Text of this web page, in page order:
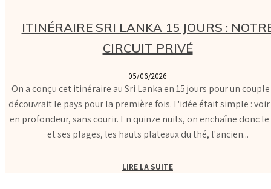
ITINÉRAIRE SRI LANKA 15 JOURS :
CIRCUIT PRIVÉ
05/06/2026
On a conçu cet itinéraire au Sri Lanka en 15 jours pour un
découvrait le pays pour la première fois. L'idée était simple :
en profondeur, sans courir. En quinze nuits, on enchaîne donc le
et ses plages, les hauts plateaux du thé, l'ancien...
LIRE LA SUITE